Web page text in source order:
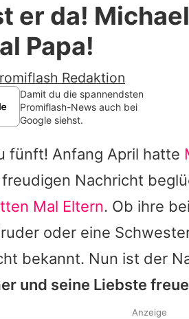
er da!
Papa!
Redaktion
Damit du die spannendsten
Promiflash-News auch bei
Google siehst.
fünft! Anfang April hatte
Nachricht
Mal Eltern. Ob ihre
oder eine
bekannt. Nun ist der
und seine Liebste
Anzeige